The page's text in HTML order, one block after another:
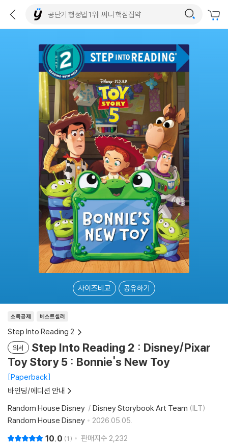
사이즈비교 공유하기
소득공제 베스트셀러
Step Into Reading 2
외서
Step Into Reading 2 : Disney/Pixar
Toy Story 5 : Bonnie's New Toy
Paperback
바인딩/에디션 안내
Random House Disney
Disney Storybook Art Team (ILT)
Random House Disney
2026.05.05.
10.0 1 판매지수 2,232